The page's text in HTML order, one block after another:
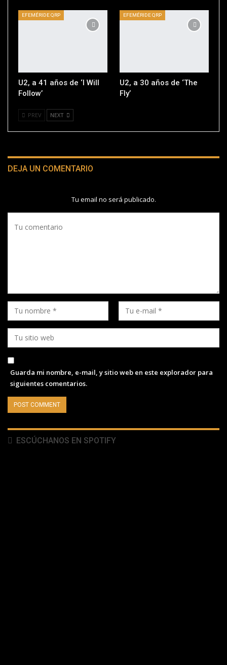
EFEMÉRIDE QRP
U2, a 41 años de ‘I Will
Follow’
EFEMÉRIDE QRP
U2, a 30 años de ‘The
Fly’
PREV NEXT
DEJA UN COMENTARIO
Tu email no será publicado.
Guarda mi nombre, e-mail, y sitio web en este explorador para
siguientes comentarios.
ESCÚCHANOS EN SPOTIFY